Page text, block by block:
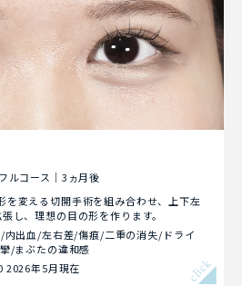
ルコース｜3ヵ月後
を変える切開手術を組み合わせ、上下左
し、理想の目の形を作ります。
内出血/左右差/傷痕/二重の消失/ドライ
/まぶたの違和感
2026年5月現在 click